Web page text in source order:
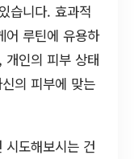
습니다. 효과적
어 루틴에 유용하
인의 피부 상태
의 피부에 맞는
시도해보시는 건